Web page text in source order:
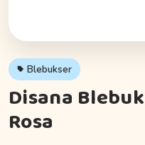
Blebukser
Disana
Rosa